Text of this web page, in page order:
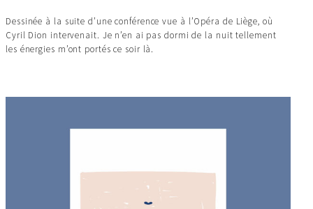
Dessinée à la suite d’une conférence vue à l’Opéra de Liège, où
Cyril Dion intervenait. Je n’en ai pas dormi de la nuit tellement
les énergies m’ont portés ce soir là.